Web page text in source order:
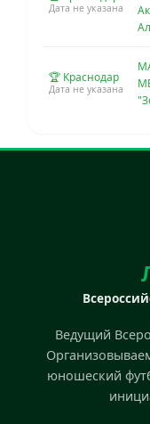
Дата не указана
🏆 Краснодар
Дата не указана
Ведущий
юношеский